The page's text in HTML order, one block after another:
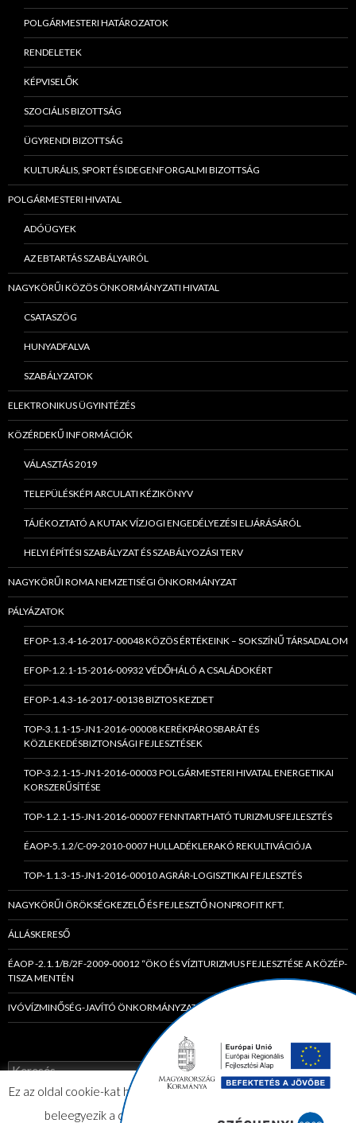
POLGÁRMESTERI HATÁROZATOK
RENDELETEK
KÉPVISELŐK
SZOCIÁLIS BIZOTTSÁG
ÜGYRENDI BIZOTTSÁG
KULTURÁLIS, SPORT ÉS IDEGENFORGALMI BIZOTTSÁG
POLGÁRMESTERI HIVATAL
ADÓÜGYEK
AZ EBTARTÁS SZABÁLYAIRÓL
NAGYKÖRŰI KÖZÖS ÖNKORMÁNYZATI HIVATAL
CSATASZÖG
HUNYADFALVA
SZABÁLYZATOK
ELEKTRONIKUS ÜGYINTÉZÉS
KÖZÉRDEKŰ INFORMÁCIÓK
VÁLASZTÁS 2019
TELEPÜLÉSKÉPI ARCULATI KÉZIKÖNYV
TÁJÉKOZTATÓ A KUTAK VÍZJOGI ENGEDÉLYEZÉSI ELJÁRÁSÁRÓL
HELYI ÉPÍTÉSI SZABÁLYZAT ÉS SZABÁLYOZÁSI TERV
NAGYKÖRŰI ROMA NEMZETISÉGI ÖNKORMÁNYZAT
PÁLYÁZATOK
EFOP-1.3.4-16-2017-00048 KÖZÖS ÉRTÉKEINK – SOKSZÍNŰ TÁRSADALOM
EFOP-1.2.1-15-2016-00932 VÉDŐHÁLÓ A CSALÁDOKÉRT
EFOP-1.4.3-16-2017-00138 BIZTOS KEZDET
TOP-3.1.1-15-JN1-2016-00008 KERÉKPÁROSBARÁT ÉS
KÖZLEKEDÉSBIZTONSÁGI FEJLESZTÉSEK
TOP-3.2.1-15-JN1-2016-00003 POLGÁRMESTERI HIVATAL ENERGETIKAI
KORSZERŰSÍTÉSE
TOP-1.2.1-15-JN1-2016-00007 FENNTARTHATÓ TURIZMUSFEJLESZTÉS
ÉAOP-5.1.2/C-09-2010-0007 HULLADÉKLERAKÓ REKULTIVÁCIÓJA
TOP-1.1.3-15-JN1-2016-00010 AGRÁR-LOGISZTIKAI FEJLESZTÉS
NAGYKÖRŰI ÖRÖKSÉGKEZELŐ ÉS FEJLESZTŐ NONPROFIT KFT.
ÁLLÁSKERESŐ
ÉAOP -2.1.1/B/2F-2009-00012 “ÖKO ÉS VÍZITURIZMUS FEJLESZTÉSE A KÖZÉP-
TISZA MENTÉN
IVÓVÍZMINŐSÉG-JAVÍTÓ ÖNKORMÁNYZATI TÁRSULÁS
K
rEz az oldal cookie-kat használ. Az elfogadom gombra kattintva Ön
beleegyezik a cookie-k használatába.
Elfogadom